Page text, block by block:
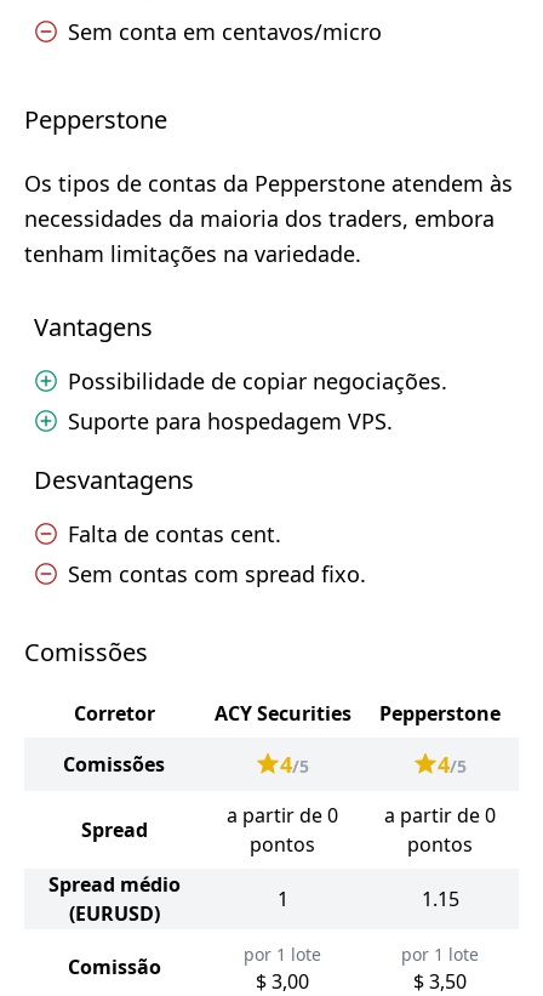
Sem conta em centavos/micro
Pepperstone
Os tipos de contas da Pepperstone atendem às
necessidades da maioria dos traders, embora
tenham limitações na variedade.
Vantagens
Possibilidade de copiar negociações.
Suporte para hospedagem VPS.
Desvantagens
Falta de contas cent.
Sem contas com spread fixo.
Comissões
Corretor ACY Securities
Pepperstone
Comissões
4/5 4/5
Spread
a partir de 0
pontos
a partir de 0
pontos
Spread médio
(EURUSD)
1 1.15
Comissão por 1 lote
$ 3,00
por 1 lote
$ 3,50